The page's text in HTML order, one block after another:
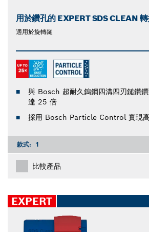
用於鑽孔的 EXPERT SDS CLEAN
適用於旋轉鎚
與 Bosch 超耐久鎢鋼四溝四刃鎚鑽
達 25 倍
採用 Bosch Particle Control 實現
款式: 1
比較產品
EXPERT